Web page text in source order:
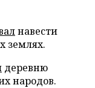
навести
землях.
деревню
народов.